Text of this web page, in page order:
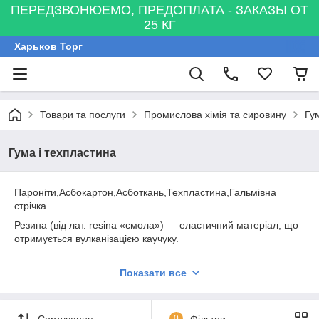
ПЕРЕДЗВОНЮЕМО, ПРЕДОПЛАТА - ЗАКАЗЫ ОТ
25 КГ
Харьков Торг
Товари та послуги Промислова хімія та сировину
Гума і техпластина
Пароніти,Асбокартон,Асботкань,Техпластина,Гальмівна
стрічка.
Резина (від лат. resina «смола») — еластичний матеріал, що
отримується вулканізацією каучуку.
транспорту, ущільнювачів, шлангів, транспортерних стрічок,
Показати все